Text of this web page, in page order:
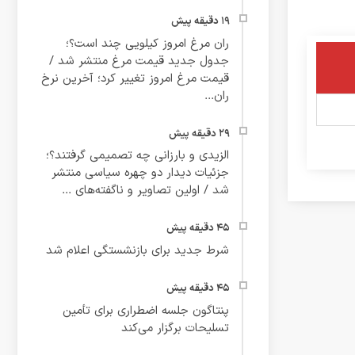
ران مرغ امروز کیلویی چند است؟؛
جدول جدید قیمت مرغ منتشر شد /
قیمت مرغ امروز تغییر کرد؛ آخرین نرخ
ران...
الزیدی و بارزانی چه تصمیمی گرفتند؟؛
جزئیات دیدار دو چهره سیاسی منتشر
شد / اولین تصاویر و ناگفته‌های ...
شرط جدید برای بازنشستگی اعلام شد
پنتاگون جلسه اضطراری برای تأمین
تسلیحات برگزار می‌کند